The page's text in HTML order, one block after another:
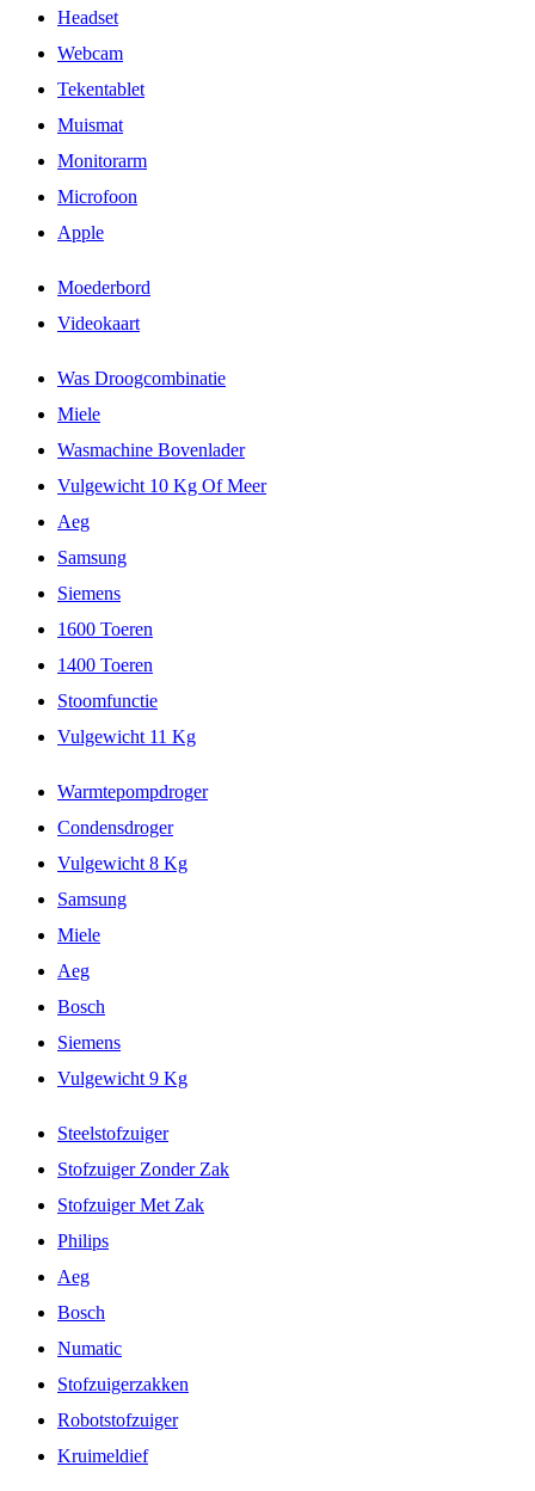
Headset
Webcam
Tekentablet
Muismat
Monitorarm
Microfoon
Apple
Moederbord
Videokaart
Was Droogcombinatie
Miele
Wasmachine Bovenlader
Vulgewicht 10 Kg Of Meer
Aeg
Samsung
Siemens
1600 Toeren
1400 Toeren
Stoomfunctie
Vulgewicht 11 Kg
Warmtepompdroger
Condensdroger
Vulgewicht 8 Kg
Samsung
Miele
Aeg
Bosch
Siemens
Vulgewicht 9 Kg
Steelstofzuiger
Stofzuiger Zonder Zak
Stofzuiger Met Zak
Philips
Aeg
Bosch
Numatic
Stofzuigerzakken
Robotstofzuiger
Kruimeldief